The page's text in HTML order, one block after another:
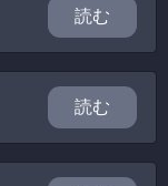
読む
読む